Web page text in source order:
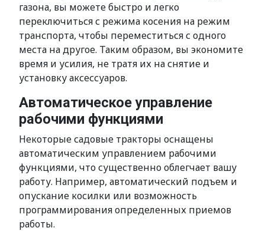
газона, вы можете быстро и легко
переключиться с режима косения на режим
транспорта, чтобы переместиться с одного
места на другое. Таким образом, вы экономите
время и усилия, не тратя их на снятие и
установку аксессуаров.
Автоматическое управление
рабочими функциями
Некоторые садовые тракторы оснащены
автоматическим управлением рабочими
функциями, что существенно облегчает вашу
работу. Например, автоматический подъем и
опускание косилки или возможность
программирования определенных приемов
работы.